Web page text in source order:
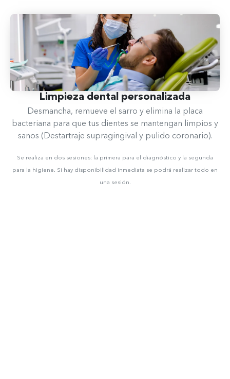
Limpieza dental personalizada
Desmancha, remueve el sarro y elimina la placa
bacteriana para que tus dientes se mantengan limpios y
sanos (Destartraje supragingival y pulido coronario).
Se realiza en dos sesiones: la primera para el diagnóstico y la segunda
para la higiene. Si hay disponibilidad inmediata se podrá realizar todo en
una sesión.